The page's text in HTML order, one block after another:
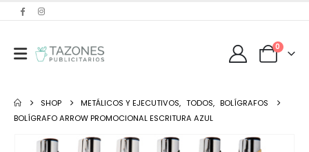
0
SHOP METÁLICOS Y EJECUTIVOS, TODOS, BOLÍGRAFOS
BOLÍGRAFO ARROW PROMOCIONAL ESCRITURA AZUL